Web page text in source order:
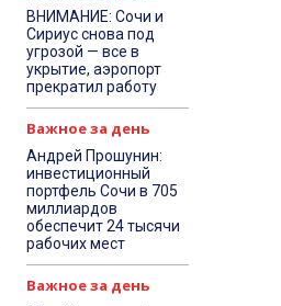
ВНИМАНИЕ: Сочи и
Сириус снова под
угрозой — все в
укрытие, аэропорт
прекратил работу
Важное за день
Андрей Прошунин:
инвестиционный
портфель Сочи в 705
миллиардов
обеспечит 24 тысячи
рабочих мест
Важное за день